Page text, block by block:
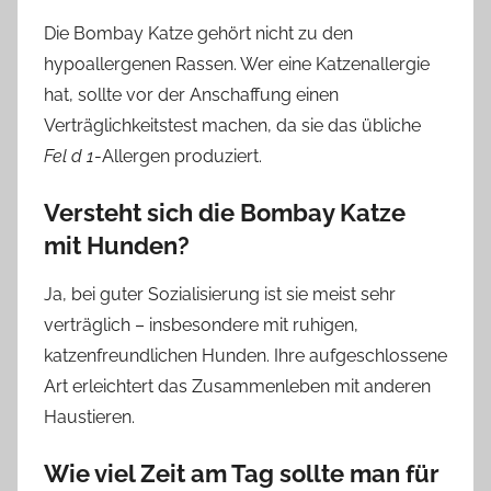
Die Bombay Katze gehört nicht zu den
hypoallergenen Rassen. Wer eine Katzenallergie
hat, sollte vor der Anschaffung einen
Verträglichkeitstest machen, da sie das übliche
Fel d 1-Allergen produziert.
Versteht sich die Bombay Katze
mit Hunden?
Ja, bei guter Sozialisierung ist sie meist sehr
verträglich – insbesondere mit ruhigen,
katzenfreundlichen Hunden. Ihre aufgeschlossene
Art erleichtert das Zusammenleben mit anderen
Haustieren.
Wie viel Zeit am Tag sollte man für